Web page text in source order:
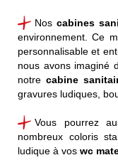
Nos cabines
environnement. Ce
personnalisable et
nous avons imaginé
notrecabine
gravures ludiques,
Vous pourrez
nombreux coloris
ludique à vos wc